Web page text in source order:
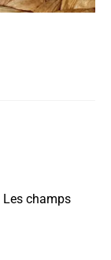
Les champs